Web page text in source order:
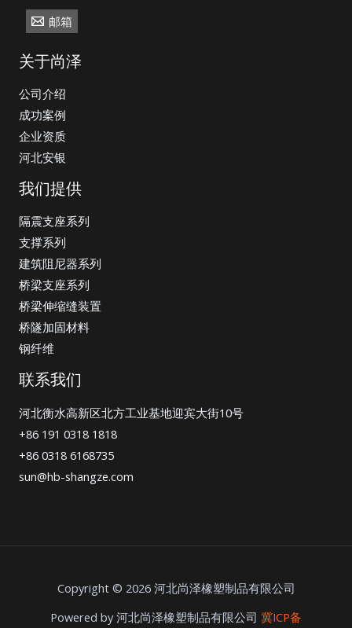
邮箱
关于尚泽
公司介绍
成功案例
企业资质
河北安银
我们提供
隔震支座系列
支撑系列
建筑阻尼器系列
桥梁支座系列
桥梁伸缩缝装置
桥隧加固材料
钢纤维
联系我们
河北衡水高新区北方工业基地迎宾大街10号
+86 191 0318 1818
+86 0318 6168735
sun@hb-shangze.com
Copyright © 2026 河北尚泽橡塑制品有限公司
Powered by 河北尚泽橡塑制品有限公司 冀ICP备